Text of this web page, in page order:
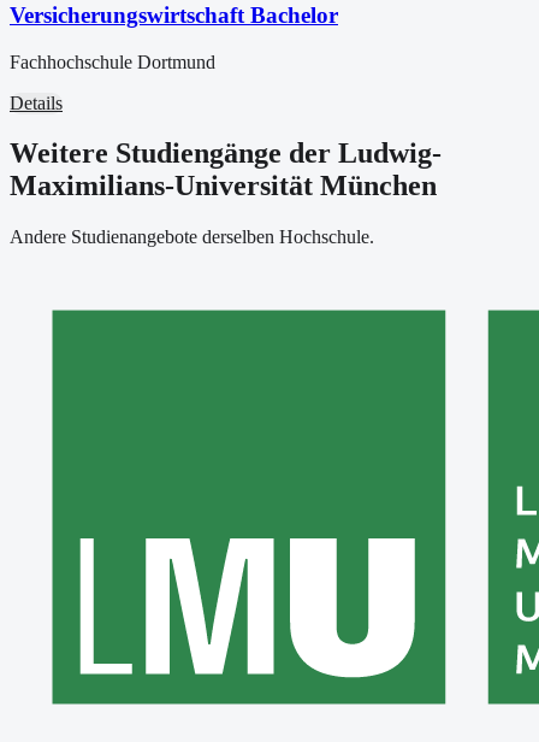
Versicherungswirtschaft Bachelor
Fachhochschule Dortmund
Details
Weitere Studiengänge der Ludwig-
Maximilians-Universität München
Andere Studienangebote derselben Hochschule.